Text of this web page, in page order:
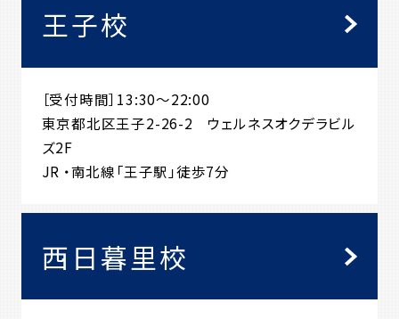
王子校
［受付時間］13:30～22:00
東京都北区王子2-26-2 ウェルネスオクデラビル
ズ2F
JR ・南北線「王子駅」徒歩7分
西日暮里校